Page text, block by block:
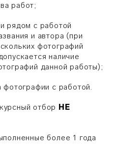
работ;
рядом с работой
и автора (при
фотографий
наличие
данной работы);
фотографии с работой.
отбор НЕ
более 1 года